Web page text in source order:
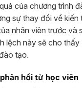
của chương trình
sự thay đổi về kiến
nhân viên trước và
lệch này sẽ cho
tạo.
hồi từ học viên